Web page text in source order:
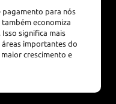
pagamento para nós
também economiza
significa mais
importantes do
crescimento e